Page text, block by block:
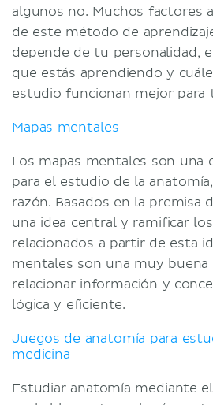
algunos no. Muchos factores
de este método de
depende de tu personalidad,
que estás aprendiendo y
estudio funcionan mejor para
Mapas mentales
Los mapas mentales son una
para el estudio de la
razón. Basados en la premisa
una idea central y ramificar
relacionados a partir de esta
mentales son una muy buena
relacionar información y
lógica y eficiente.
Juegos de anatomía para
medicina
Estudiar anatomía mediante